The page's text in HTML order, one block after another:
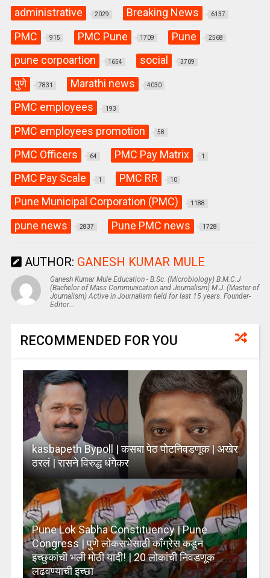
administrative 2029 Breaking News 6137
PMC 915 PMC Pune 1709 Pune 2568
pune corpoartion 1654 social 3709
पुणे 7831 Marathi news 4030
PMC employees 193
PMC employees promotion 58
PMC Officers 64 PMC Pay Matrix 1
PMC Pay Scale 1 PMC RR 10
Pune Municipal Corporation (PMC) 1188
pune news 2837 Pune PMC news 1728
AUTHOR: GANESH KUMAR MULE
Ganesh Kumar Mule Education - B.Sc. (Microbiology) B.M.C.J
(Bachelor of Mass Communication and Journalism) M.J. (Master of
Journalism) Active in Journalism field for last 15 years. Founder-
Editor...
RECOMMENDED FOR YOU
kasbapeth Bypoll | कसबा पेठ पोटनिवडणूक | अखेर
ठरलं | रासने विरुद्ध धंगेकर
Pune Lok Sabha Constituency | Pune
Congress | पुणे लोकसभेसाठी काँग्रेस कडून
इच्छुकांची भली मोठी यादी! | 20 लोकांची निवडणूक
लढवण्याची इच्छा